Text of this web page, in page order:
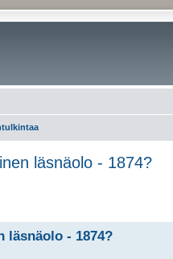
läsnäolo - 1874?
läsnäolo - 1874?